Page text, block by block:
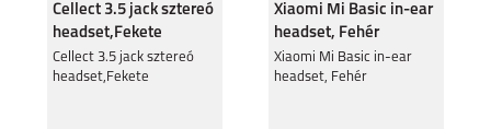
Cellect 3.5 jack sztereó
headset,Fekete
Cellect 3.5 jack sztereó
headset,Fekete
Xiaomi Mi Basic in-ear
headset, Fehér
Xiaomi Mi Basic in-ear
headset, Fehér